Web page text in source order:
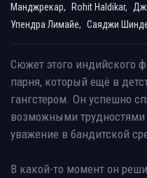
Манджрекар,
Rohit Haldikar,
Упендра Лимайе, Саяджи
Сюжет этого индийского
парня, который ещё в
гангстером. Он успешно
возможными трудностями
уважение в бандитской
В какой-то момент он